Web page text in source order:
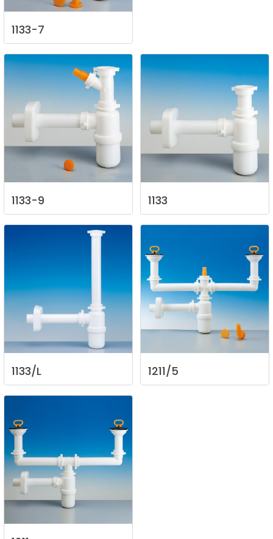
1133-7
1133-9 1133
1133/L 1211/5